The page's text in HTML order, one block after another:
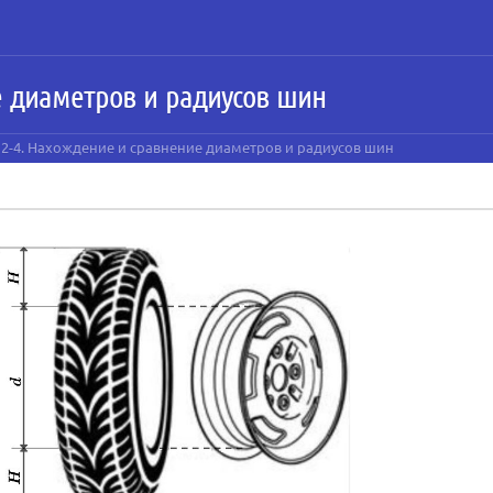
и радиусов шин
4. Нахождение и сравнение диаметров и радиусов шин